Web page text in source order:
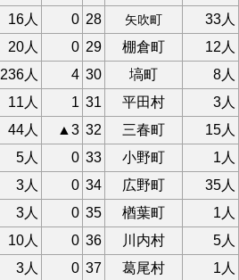
16人 0 28 矢吹町 33人
20人 0 29 棚倉町 12人
236人 4 30 塙町 8人
11人 1 31 平田村 3人
44人 ▲3 32 三春町 15人
5人 0 33 小野町 1人
3人 0 34 広野町 35人
3人 0 35 楢葉町 1人
10人 0 36 川内村 5人
3人 0 37 葛尾村 1人